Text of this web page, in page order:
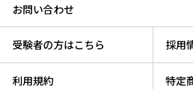
お問い合わせ
受験者の方はこちら 採用
利用規約 特定